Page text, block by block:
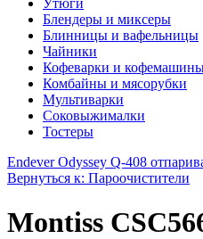
Утюги
Блендеры и миксеры
Блинницы и вафельницы
Чайники
Кофеварки и
Комбайны и мясорубки
Мультиварки
Соковыжималки
Тостеры
Endever Odyssey Q-408
Вернуться к: Пароочистители
Montiss